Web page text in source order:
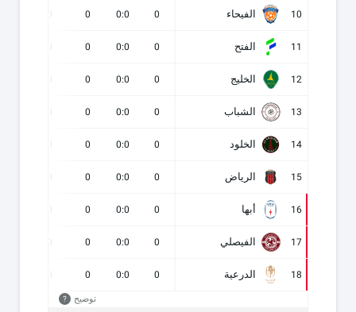
10 الفيحاء 0
0:0
0
11 الفتح 0
0:0
0
12 الخليج 0
0:0
0
13 الشباب 0
0:0
0
14 الخلود 0
0:0
0
15 الرياض 0
0:0
0
16 أبها 0
0:0
0
17 الفيصلي 0
0:0
0
18 الدرعية 0
0:0
0
توضيح ?